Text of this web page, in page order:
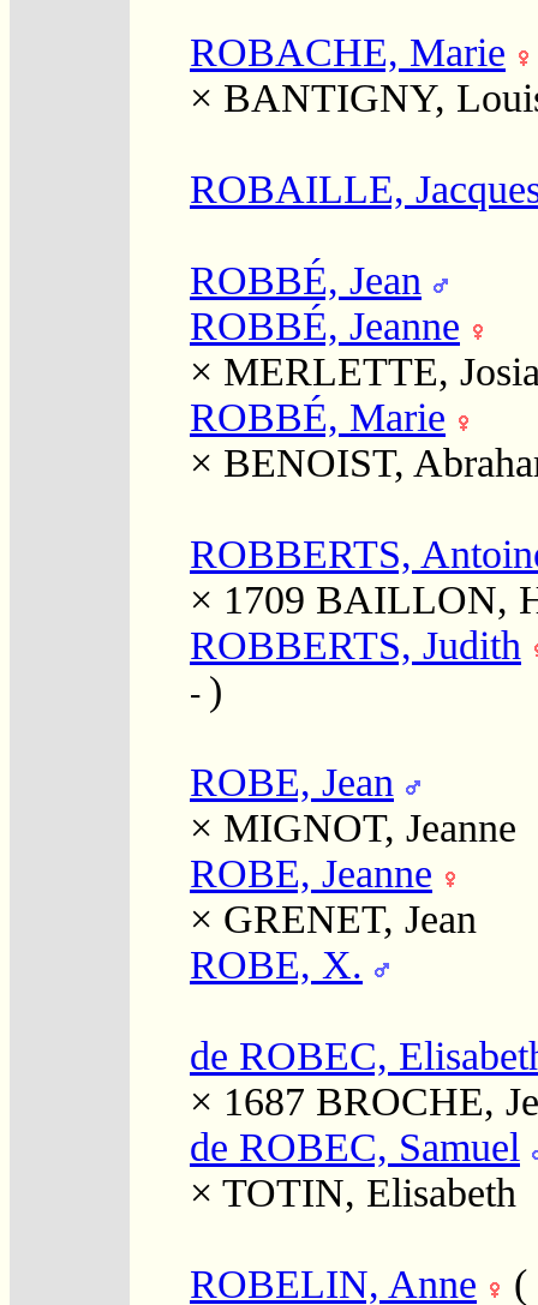
ROBACHE, Marie
× BANTIGNY,
ROBAILLE,
ROBBÉ, Jean
ROBBÉ, Jeanne
× MERLETTE,
ROBBÉ, Marie
× BENOIST,
ROBBERTS,
× 1709 BAILLON,
ROBBERTS, Judith
- )
ROBE, Jean
× MIGNOT, Jeanne
ROBE, Jeanne
× GRENET, Jean
ROBE, X.
de ROBEC,
× 1687 BROCHE,
de ROBEC, Samuel
× TOTIN, Elisabeth
ROBELIN, Anne (